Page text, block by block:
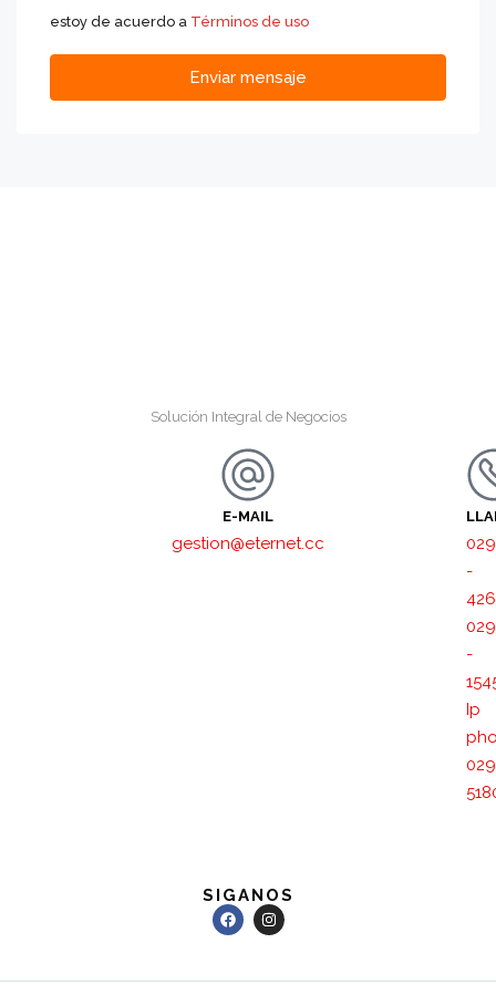
estoy de acuerdo a Términos de uso
Enviar mensaje
Solución Integral de Negocios
E-MAIL
gestion@eternet.cc
-
-
Ip
SIGANOS